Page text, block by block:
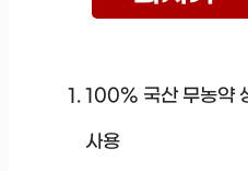
100% 국산 무농약
사용